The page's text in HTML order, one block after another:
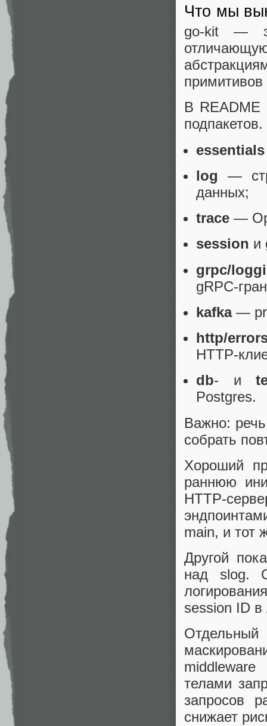
Что мы
go-kit —
примитивов
В README
essentials
log —
данных;
trace —
session и
grpc/
gRPC-
kafka—
http/
HTTP-
db- и
Postgres.
Важно:
собрать
Хороший
раннюю
HTTP-
main, и тот
Другой
над slog.
session ID
телами
запросов
снижает